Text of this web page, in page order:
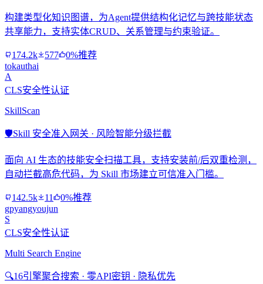
构建类型化知识图谱，为Agent提供结构化记忆与跨技能状态
共享能力，支持实体CRUD、关系管理与约束验证。
174.2k 577
0%推荐
tokauthai
A
CLS安全性认证
SkillScan
🛡️Skill 安全准入网关 · 风险智能分级拦截
面向 AI 生态的技能安全扫描工具，支持安装前/后双重检测，
自动拦截高危代码，为 Skill 市场建立可信准入门槛。
142.5k 11
0%推荐
gpyangyoujun
S
CLS安全性认证
Multi Search Engine
🔍16引擎聚合搜索 · 零API密钥 · 隐私优先